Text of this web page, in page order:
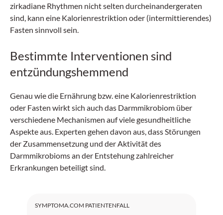
zirkadiane Rhythmen nicht selten durcheinandergeraten
sind, kann eine Kalorienrestriktion oder (intermittierendes)
Fasten sinnvoll sein.
Bestimmte Interventionen sind
entzündungshemmend
Genau wie die Ernährung bzw. eine Kalorienrestriktion
oder Fasten wirkt sich auch das Darmmikro­biom über
verschiedene Mechanismen auf viele gesundheitliche
Aspekte aus. Experten gehen davon aus, dass Störungen
der Zusammensetzung und der Aktivität des
Darmmikrobioms an der Entstehung zahlreicher
Erkrankungen beteiligt sind.
SYMPTOMA.COM PATIENTENFALL